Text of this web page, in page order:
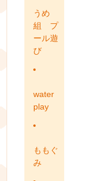
うめ
組 プ
ール遊
び
water
play
ももぐ
み